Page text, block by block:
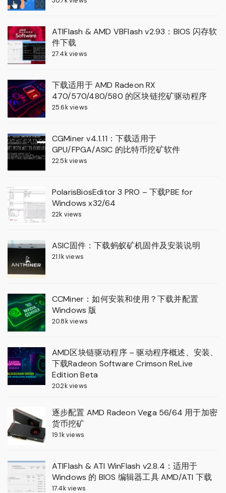
ATIFlash & AMD VBFlash v2.93：BIOS 闪存软
件下载
27.4k views
下载适用于 AMD Radeon RX
470/570/480/580 的区块链挖矿驱动程序
25.6k views
CGMiner v4.1.11：下载适用于
GPU/FPGA/ASIC 的比特币挖矿软件
22.5k views
PolarisBiosEditor 3 PRO – 下载PBE for
Windows x32/64
22k views
ASIC固件：下载蚂蚁矿机固件及安装说明
21.1k views
CCMiner：如何安装和使用？下载并配置
Windows 版
20.8k views
AMD区块链驱动程序 – 驱动程序概述、安装、
下载Radeon Software Crimson ReLive
Edition Beta
20.2k views
逐步配置 AMD Radeon Vega 56/64 用于加密
货币挖矿
19.1k views
ATIFlash & ATI WinFlash v2.8.4：适用于
Windows 的 BIOS 编辑器工具 AMD/ATI 下载
17.4k views